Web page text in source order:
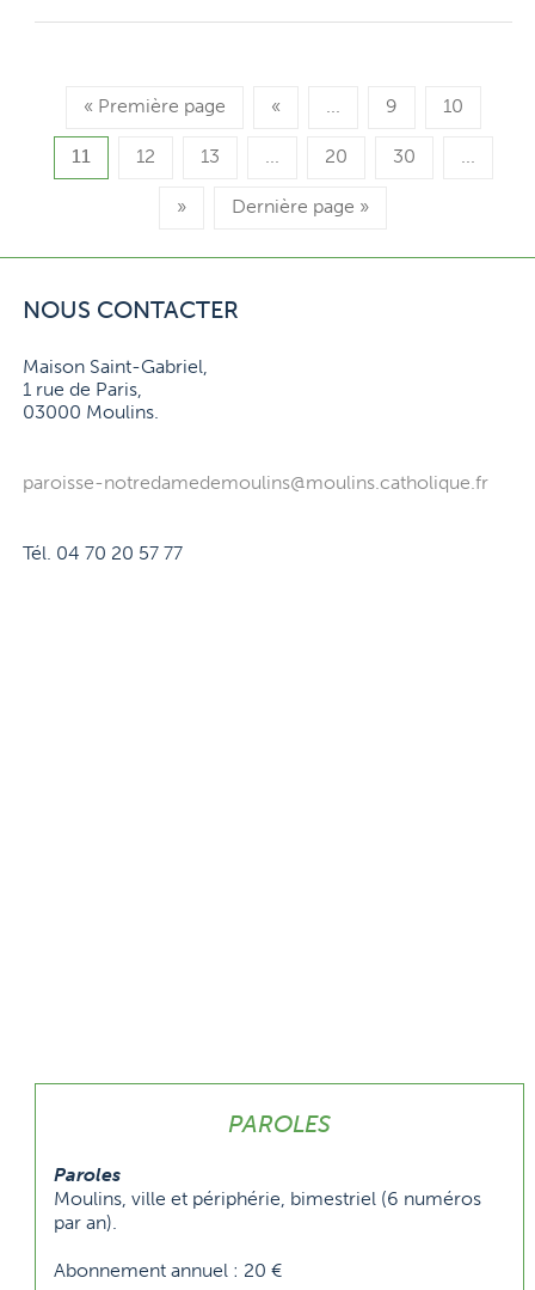
« Première page « ... 9 10
11 12 13 ... 20 30 ...
» Dernière page »
NOUS CONTACTER
Maison Saint-Gabriel,
1 rue de Paris,
03000 Moulins.
paroisse-notredamedemoulins@moulins.catholique.fr
Tél. 04 70 20 57 77
PAROLES
Paroles
Moulins, ville et périphérie, bimestriel (6 numéros
par an).
Abonnement annuel : 20 €